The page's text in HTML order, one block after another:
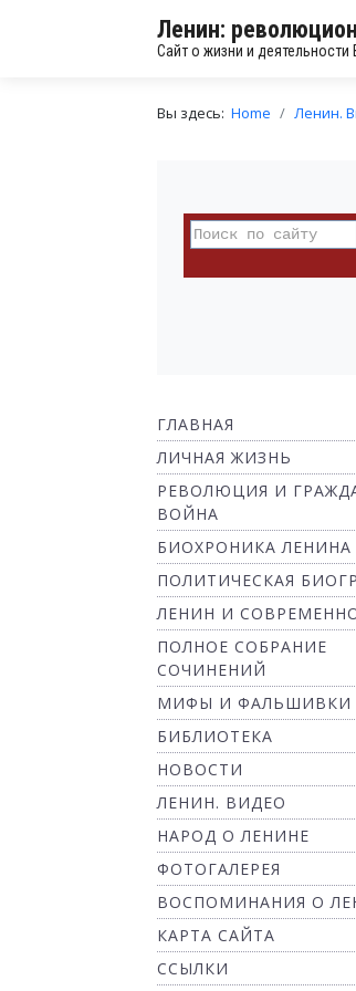
Ленин:
Сайт о жизни и деятельности
Вы здесь: Home Ленин.
ГЛАВНАЯ
ЛИЧНАЯ ЖИЗНЬ
РЕВОЛЮЦИЯ И
ВОЙНА
БИОХРОНИКА ЛЕНИНА
ПОЛИТИЧЕСКАЯ
ЛЕНИН И
ПОЛНОЕ СОБРАНИЕ
СОЧИНЕНИЙ
МИФЫ И ФАЛЬШИВКИ
БИБЛИОТЕКА
НОВОСТИ
ЛЕНИН. ВИДЕО
НАРОД О ЛЕНИНЕ
ФОТОГАЛЕРЕЯ
ВОСПОМИНАНИЯ О
КАРТА САЙТА
ССЫЛКИ